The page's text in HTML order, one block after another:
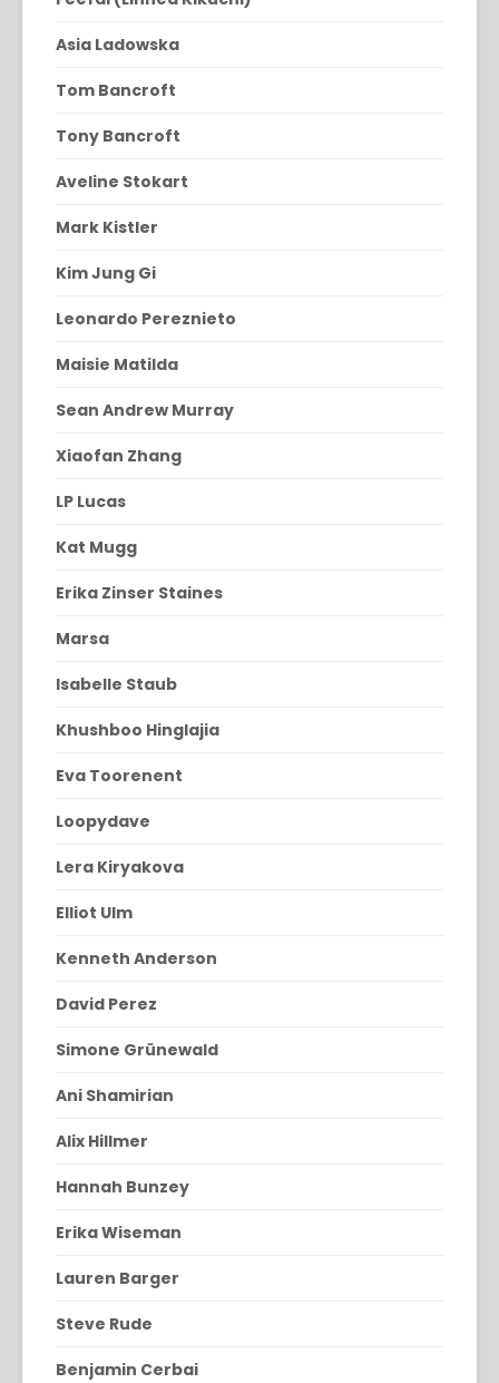
Asia Ladowska
Tom Bancroft
Tony Bancroft
Aveline Stokart
Mark Kistler
Kim Jung Gi
Leonardo Pereznieto
Maisie Matilda
Sean Andrew Murray
Xiaofan Zhang
LP Lucas
Kat Mugg
Erika Zinser Staines
Marsa
Isabelle Staub
Khushboo Hinglajia
Eva Toorenent
Loopydave
Lera Kiryakova
Elliot Ulm
Kenneth Anderson
David Perez
Simone Grünewald
Ani Shamirian
Alix Hillmer
Hannah Bunzey
Erika Wiseman
Lauren Barger
Steve Rude
Benjamin Cerbai